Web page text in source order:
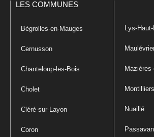
LES COMMUNES
Bégrolles-en-Mauges
Cernusson
Chanteloup-les-Bois
Cholet
Cléré-sur-Layon
Coron
Lys-
Montilliers
Nuaillé